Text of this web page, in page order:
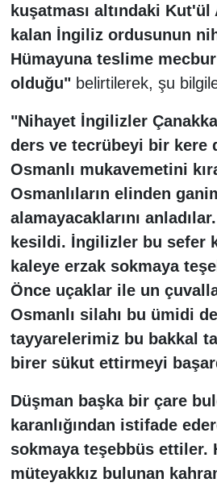
kuşatması altındaki
kalan İngiliz ordusunun
Hümayuna teslime mecbur
olduğu"belirtilerek, şu
"Nihayet İngilizler
ders ve tecrübeyi bir kere
Osmanlı mukavemetini
Osmanlıların elinden
alamayacaklarını
kesildi. İngilizler bu sefer
kaleye erzak sokmaya
Önce uçaklar ile un
Osmanlı silahı bu ümidi
tayyarelerimiz bu bakkal
birer sükut ettirmeyi
Düşman başka bir çare
karanlığından istifade
sokmaya teşebbüs ettiler.
müteyakkız bulunan